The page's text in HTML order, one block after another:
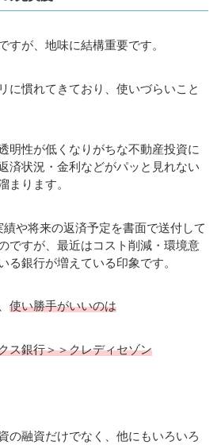
すが、地味に結構重要です。
に慣れてきており、使いづらいこと
明性が低くなりがちな不動産投資に
済状況・金利などがパッと見れない
まります。
や将来の返済予定を書面で送付して
ですが、最近はコスト削減・環境意
る銀行が増えている印象です。
使い勝手がいいのは
ス銀行＞＞クレディセゾン
の融資だけでなく、他にもいろいろ